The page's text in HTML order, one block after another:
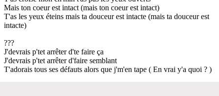
Mais ton coeur est intact (mais ton coeur est intact)
T'as les yeux éteins mais ta douceur est intacte (mais ta douceur est
intacte)
???
J'devrais p'tet arrêter d'te faire ça
J'devrais p'tet arrêter d'faire semblant
T'adorais tous ses défauts alors que j'm'en tape ( En vrai y'a quoi ? )